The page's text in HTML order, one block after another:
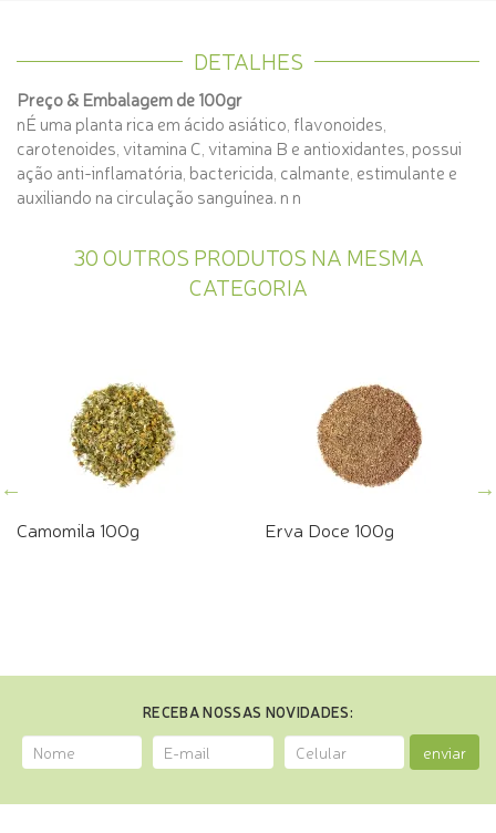
DETALHES
Preço & Embalagem de 100gr
nÉ uma planta rica em ácido asiático, flavonoides,
carotenoides, vitamina C, vitamina B e antioxidantes, possui
ação anti-inflamatória, bactericida, calmante, estimulante e
auxiliando na circulação sanguínea. n n
30 OUTROS PRODUTOS NA MESMA
CATEGORIA
Camomila 100g Erva Doce 100g
RECEBA NOSSAS NOVIDADES:
enviar